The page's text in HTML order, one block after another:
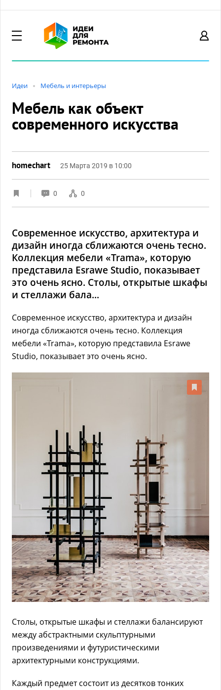
Идеи Мебель и интерьеры
Мебель как объект
современного искусства
homechart 25 Марта 2019 в 10:00
0 0
Современное искусство, архитектура и
дизайн иногда сближаются очень тесно.
Коллекция мебели «Trama», которую
представила Esrawe Studio, показывает
это очень ясно. Столы, открытые шкафы
и стеллажи бала...
Современное искусство, архитектура и дизайн
иногда сближаются очень тесно. Коллекция
мебели «Trama», которую представила Esrawe
Studio, показывает это очень ясно.
Столы, открытые шкафы и стеллажи балансируют
между абстрактными скульптурными
произведениями и футуристическими
архитектурными конструкциями.
Каждый предмет состоит из десятков тонких